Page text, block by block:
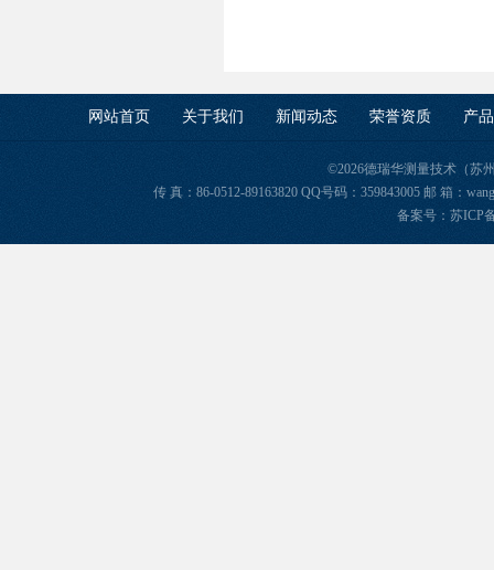
网站首页 关于我们 新闻动态 荣誉资质 产
©2026德瑞华测量技术（苏
传 真：86-0512-89163820 QQ号码：359843005 邮 箱：
备案号：苏ICP